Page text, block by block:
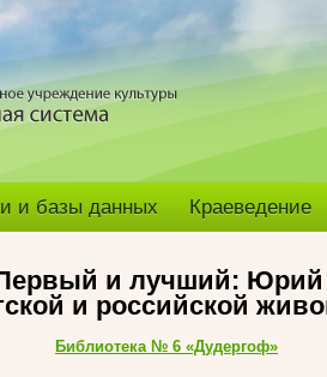
и базы данных Краеведение
и лучший: Юрий
и российской
Библиотека № 6 «Дудергоф»